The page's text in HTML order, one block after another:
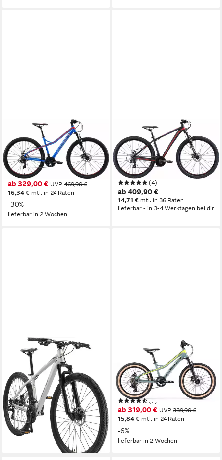
Mountainbike
46 cm Rahmenhöhe
21 Gänge
100 kg Zul. Gesamtgewicht
ab 329,00 € UVP 469,90 €
16,34 € mtl. in 24 Raten
-30%
lieferbar in 2 Wochen
BIKESTAR
Mountainbike
43 cm Rahmenhöhe
21 Gänge
100 kg Zul. Gesamtgewicht
(4)
ab 409,90 €
14,71 € mtl. in 36 Raten
lieferbar - in 3-4 Werktagen bei dir
BIKESTAR
Mountainbike
43 cm Rahmenhöhe
21 Gänge
100 kg Zul. Gesamtgewicht
(3)
ab 409,90 €
14,71 €mtl. in 36 Raten
lieferbar - in 3-4 Werktagen bei dir
BIKESTAR
Jugendfahrrad
28 cm Rahmenhöhe
7 Gänge
50 kg Zul. Gesamtgewicht
(7)
ab 319,00 € UVP 339,90 €
15,84 € mtl. in 24 Raten
-6%
lieferbar in 2 Wochen